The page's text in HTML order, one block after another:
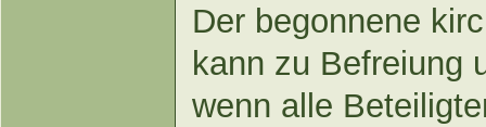
Der begonnene
kann zu Befreiung
wenn alle